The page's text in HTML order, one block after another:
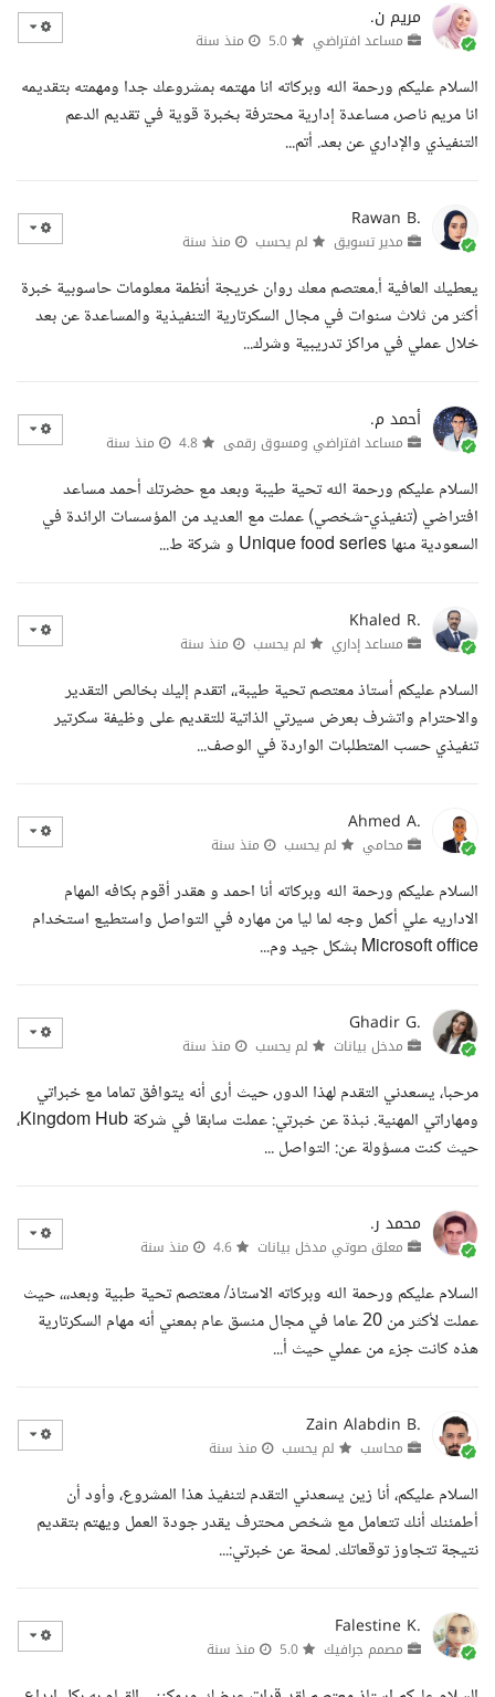
مريم ن.
مساعد افتراضي منذ سنة
السلام عليكم ورحمة الله وبركاته انا مهتمه بمشروعك جدا ومهمته بتقديمه
انا مريم ناصر، مساعدة إدارية محترفة بخبرة قوية في تقديم الدعم
التنفيذي والإداري عن بعد. أتم...
Rawan B.
مدير تسويق لم يحسب منذ سنة
يعطيك العافية أ.معتصم معك روان خريجة أنظمة معلومات حاسوبية خبرة
أكثر من ثلاث سنوات في مجال السكرتارية التنفيذية والمساعدة عن بعد
خلال عملي في مراكز تدريبية وشرك...
أحمد م.
مساعد افتراضي ومسوق رقمى منذ سنة
السلام عليكم ورحمة الله تحية طيبة وبعد مع حضرتك أحمد مساعد
افتراضي (تنفيذي-شخصي) عملت مع العديد من المؤسسات الرائدة في
السعودية منها Unique food series و شركة ط...
Khaled R.
مساعد إداري لم يحسب منذ سنة
السلام عليكم أستاذ معتصم تحية طيبة،، اتقدم إليك بخالص التقدير
والاحترام واتشرف بعرض سيرتي الذاتية للتقديم على وظيفة سكرتير
تنفيذي حسب المتطلبات الواردة في الوصف...
Ahmed A.
محامي لم يحسب منذ سنة
السلام عليكم ورحمة الله وبركاته أنا احمد و هقدر أقوم بكافه المهام
الاداريه علي أكمل وجه لما ليا من مهاره في التواصل واستطيع استخدام
Microsoft office بشكل جيد وم...
Ghadir G.
مدخل بيانات لم يحسب منذ سنة
مرحبا، يسعدني التقدم لهذا الدور، حيث أرى أنه يتوافق تماما مع خبراتي
ومهاراتي المهنية. نبذة عن خبرتي: عملت سابقا في شركة Kingdom Hub،
حيث كنت مسؤولة عن: التواصل ...
محمد ر.
معلق صوتي مدخل بيانات منذ سنة
السلام عليكم ورحمة الله وبركاته الاستاذ/ معتصم تحية طبية وبعد،،، حيث
عملت لأكثر من 20 عاما في مجال منسق عام بمعني أنه مهام السكرتارية
هذه كانت جزء من عملي حيث أ...
Zain Alabdin B.
محاسب لم يحسب منذ سنة
السلام عليكم، أنا زين يسعدني التقدم لتنفيذ هذا المشروع، وأود أن
أطمئنك أنك تتعامل مع شخص محترف يقدر جودة العمل ويهتم بتقديم
نتيجة تتجاوز توقعاتك. لمحة عن خبرتي:...
Falestine K.
مصمم جرافيك منذ سنة